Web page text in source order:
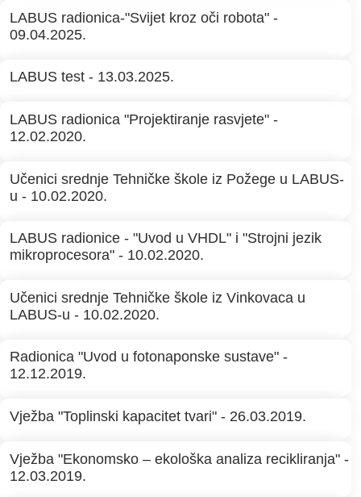
LABUS radionica-"Svijet kroz oči robota" -
09.04.2025.
LABUS test - 13.03.2025.
LABUS radionica "Projektiranje rasvjete" -
12.02.2020.
Učenici srednje Tehničke škole iz Požege u LABUS-
u - 10.02.2020.
LABUS radionice - "Uvod u VHDL" i "Strojni jezik
mikroprocesora" - 10.02.2020.
Učenici srednje Tehničke škole iz Vinkovaca u
LABUS-u - 10.02.2020.
Radionica "Uvod u fotonaponske sustave" -
12.12.2019.
Vježba "Toplinski kapacitet tvari" - 26.03.2019.
Vježba "Ekonomsko – ekološka analiza recikliranja" -
12.03.2019.